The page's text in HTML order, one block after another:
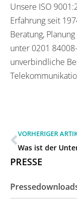
Unsere ISO
Erfahrung seit
Beratung,
unter 0201
unverbindliche
VORHERIGER
PRESSE